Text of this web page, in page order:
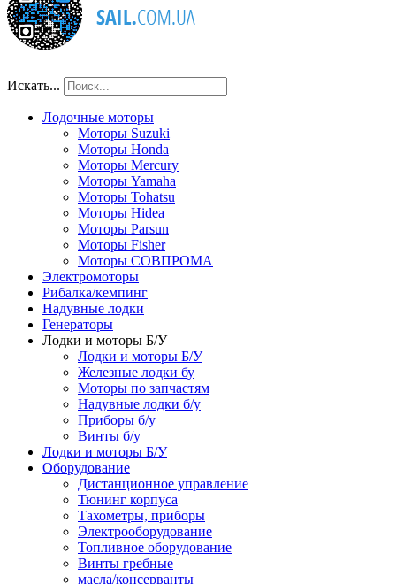
Искать...
Лодочные моторы
Моторы Suzuki
Моторы Honda
Моторы Mercury
Моторы Yamaha
Моторы Tohatsu
Моторы Hidea
Моторы Parsun
Моторы Fisher
Моторы СОВПРОМА
Электромоторы
Рибалка/кемпинг
Надувные лодки
Генераторы
Лодки и моторы Б/У
Лодки и моторы Б/У
Железные лодки бу
Моторы по запчастям
Надувные лодки б/у
Приборы б/у
Винты б/у
Лодки и моторы Б/У
Оборудование
Дистанционное управление
Тюнинг корпуса
Тахометры, приборы
Электрооборудование
Топливное оборудование
Винты гребные
масла/консерванты